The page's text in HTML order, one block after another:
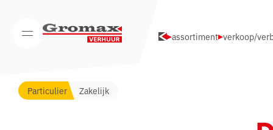
Open/Sluit mobiel menu
Particulier Zakelijk
assortiment verkoop/